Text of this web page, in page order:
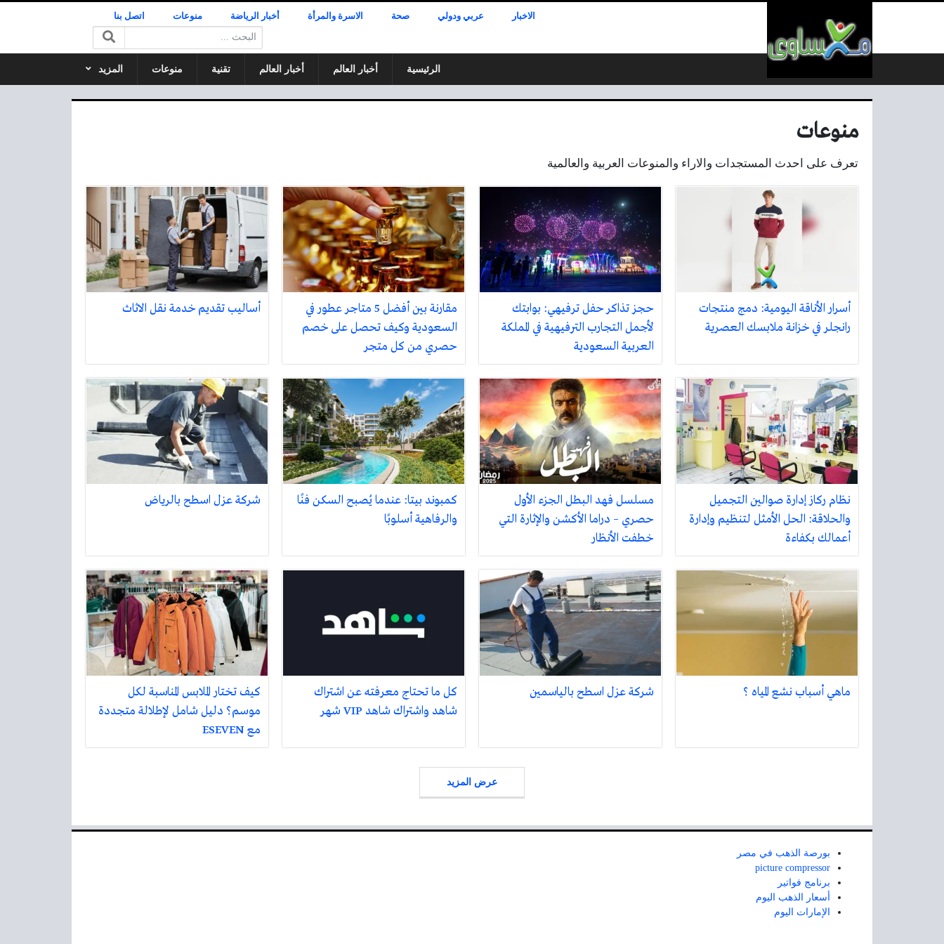
الاخبار عربي ودولي صحة الاسرة والمرأة أخبار الرياضة منوعات اتصل بنا
البحث:
الرئيسية أخبار العالم أخبار العالم تقنية منوعات المزيد
منوعات
تعرف على احدث المستجدات والاراء والمنوعات العربية والعالمية
أسرار الأناقة اليومية: دمج منتجات
رانجلر في خزانة ملابسك العصرية
حجز تذاكر حفل ترفيهي: بوابتك
لأجمل التجارب الترفيهية في المملكة
العربية السعودية
مقارنة بين أفضل 5 متاجر عطور في
السعودية وكيف تحصل على خصم
حصري من كل متجر
أساليب تقديم خدمة نقل الاثاث
نظام ركاز إدارة صوالين التجميل
والحلاقة: الحل الأمثل لتنظيم وإدارة
أعمالك بكفاءة
مسلسل فهد البطل الجزء الأول
حصري – دراما الأكشن والإثارة التي
خطفت الأنظار
كمبوند بيتا: عندما يُصبح السكن فنًا
والرفاهية أسلوبًا
شركة عزل اسطح بالرياض
ماهي أسباب نشع المياه ؟ شركة عزل اسطح بالياسمين
كل ما تحتاج معرفته عن اشتراك
شاهد واشتراك شاهد VIP شهر
كيف تختار الملابس المناسبة لكل
موسم؟ دليل شامل لإطلالة متجددة
مع ESEVEN
عرض المزيد
بورصة الذهب في مصر
picture compressor
برنامج فواتير
أسعار الذهب اليوم
الإمارات اليوم